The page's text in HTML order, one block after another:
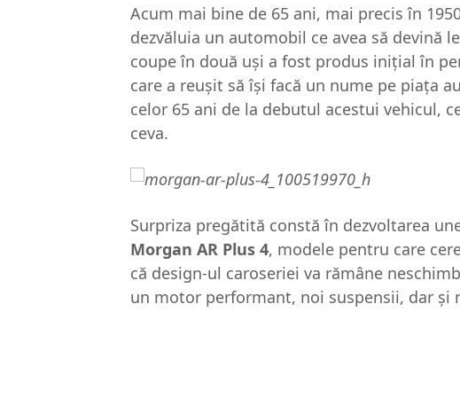
Acum mai bine de 65 ani, mai precis în
dezvăluia un automobil ce avea să devină
coupe în două uși a fost produs inițial în
care a reușit să își facă un nume pe piața
celor 65 ani de la debutul acestui vehicul,
ceva.
Surpriza pregătită constă în dezvoltarea
Morgan AR Plus 4, modele pentru care
că design-ul caroseriei va rămâne
un motor performant, noi suspensii, dar și